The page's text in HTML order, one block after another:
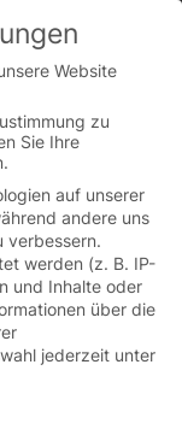
website.
Produkte
als
Website
zu
Sie Ihre
auf unserer
andere uns
verbessern.
werden (z. B. IP-
und Inhalte oder
über die
jederzeit unter